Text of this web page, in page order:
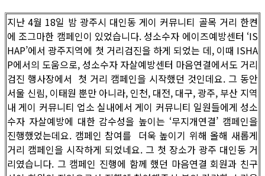
지난 4월 18일 밤 광주시 대인동 게이 커뮤니티 골목 거리 한켠
에 조그마한 캠페인이 있었습니다. 성소수자 에이즈예방센터 ‘IS
HAP’에서 광주지역에 첫 거리검진을 하게 되었는 데, 이때 ISHA
P에서의 도움으로, 성소수자 자살예방센터 마음연결에서도 거리
검진 행사장에서 첫 거리 캠페인을 시작했던 것인데요. 그 동안
서울 신림, 이태원 뿐만 아니라, 인천, 대전, 대구, 광주, 부산 지역
내 게이 커뮤니티 업소 실내에서 게이 커뮤니티 일원들에게 성소
수자 자살예방에 대한 감수성을 높이는 ‘무지개연결’ 캠페인을
진행했었는데요. 캠페인 참여를 더욱 높이기 위해 올해 새롭게
거리 캠페인을 시작하게 되었네요. 그 첫 장소가 광주 대인동 거
리였습니다. 그 캠페인 진행에 함께 했던 마음연결 회원과 친구